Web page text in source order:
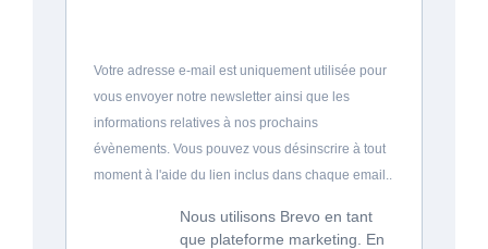
Votre adresse e-mail est uniquement utilisée pour
vous envoyer notre newsletter ainsi que les
informations relatives à nos prochains
évènements. Vous pouvez vous désinscrire à tout
moment à l'aide du lien inclus dans chaque email..
Nous utilisons Brevo en tant
que plateforme marketing. En